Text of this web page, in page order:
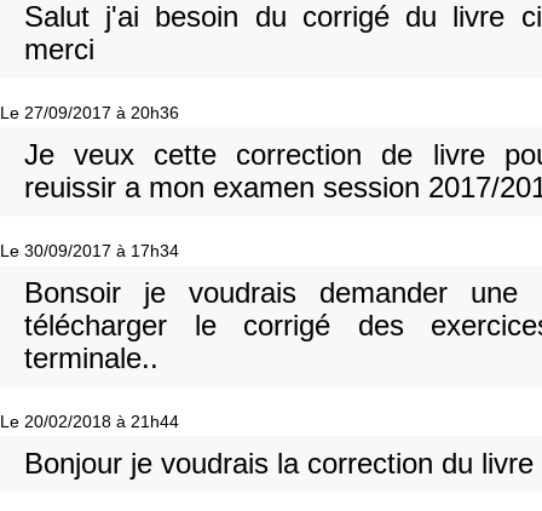
Salut j'ai besoin du corrigé du livre
merci
Le 27/09/2017 à 20h36
Je veux cette correction de livre
reuissir a mon examen session 2017/
Le 30/09/2017 à 17h34
Bonsoir je voudrais demander une
télécharger le corrigé des
terminale..
Le 20/02/2018 à 21h44
Bonjour je voudrais la correction du